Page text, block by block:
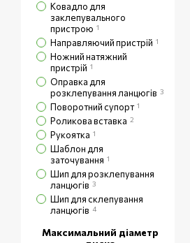
Ковадло для
заклепувального
пристрою 1
Направляючий пристрій 1
Ножний натяжний
пристрій 1
Оправка для
розклепування ланцюгів 3
Поворотний супорт 1
Роликова вставка 2
Рукоятка 1
Шаблон для
заточування 1
Шип для розклепування
ланцюгів 3
Шип для склепування
ланцюгів 4
Максимальний діаметр